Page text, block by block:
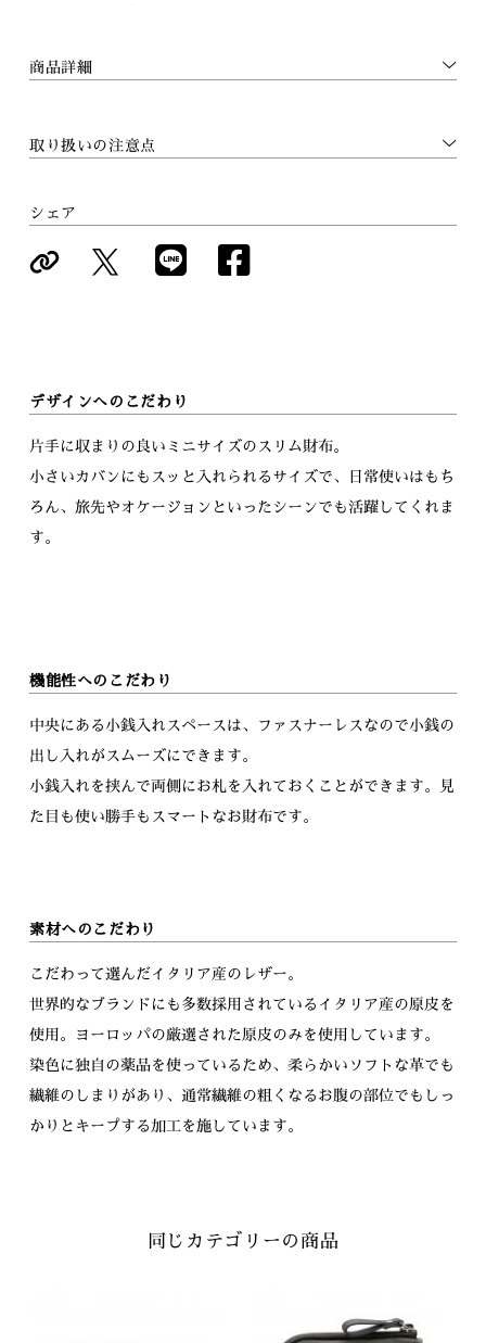
商品詳細
取り扱いの注意点
シェア
デザインへのこだわり
片手に収まりの良いミニサイズのスリム財布。
小さいカバンにもスッと入れられるサイズで、日常使いはもち
ろん、旅先やオケージョンといったシーンでも活躍してくれま
す。
機能性へのこだわり
中央にある小銭入れスペースは、ファスナーレスなので小銭の
出し入れがスムーズにできます。
小銭入れを挟んで両側にお札を入れておくことができます。見
た目も使い勝手もスマートなお財布です。
素材へのこだわり
こだわって選んだイタリア産のレザー。
世界的なブランドにも多数採用されているイタリア産の原皮を
使用。ヨーロッパの厳選された原皮のみを使用しています。
染色に独自の薬品を使っているため、柔らかいソフトな革でも
繊維のしまりがあり、通常繊維の粗くなるお腹の部位でもしっ
かりとキープする加工を施しています。
同じカテゴリーの商品